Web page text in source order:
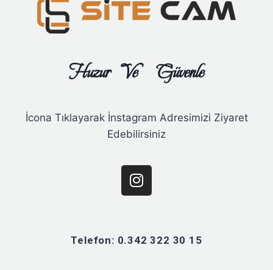
Huzur Ve Güvenle
İcona Tıklayarak İnstagram Adresimizi Ziyaret
Edebilirsiniz
Telefon: 0.342 322 30 15